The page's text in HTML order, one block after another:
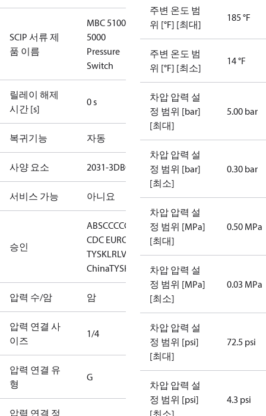
SCIP 서류 제
품 이름
MBC 5100
5000
Pressure
Switch
릴레이 해제
시간 [s]
0 s
복귀기능 자동
사양 요소 2031-3DB04
서비스 가능 아니요
승인
ABSCCCCCS EAC GLKRSLLC
CDC EURO-
TYSKLRLVD NKKRINARoHSRoHS
ChinaTYSK
압력 수/암 암
압력 연결 사
이즈
1/4
압력 연결 유
형
G
압력 연결 정
주변 온도 범
위 [°F] [최대]
185 °F
주변 온도 범
위 [°F] [최소]
14 °F
차압 압력 설
정 범위 [bar]
[최대]
5.00 bar
차압 압력 설
정 범위 [bar]
[최소]
0.30 bar
차압 압력 설
정 범위 [MPa]
[최대]
0.50 MPa
차압 압력 설
정 범위 [MPa]
[최소]
0.03 MPa
차압 압력 설
정 범위 [psi]
[최대]
72.5 psi
차압 압력 설
정 범위 [psi]
[최소]
4.3 psi